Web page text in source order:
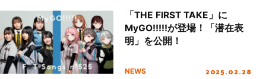
「THE FIRST TAKE」に
MyGO!!!!!が登場！「潜在表
明」を公開！
NEWS 2025.02.28